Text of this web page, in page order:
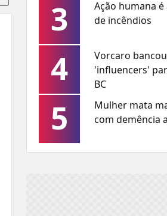
3
Ação humana
de incêndios
4
Vorcaro
'influencers'
BC
5
Mulher mata
com demência